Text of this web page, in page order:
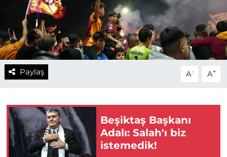
Paylaş A- A+
Beşiktaş Başkanı
Adalı: Salah'ı biz
istemedik!